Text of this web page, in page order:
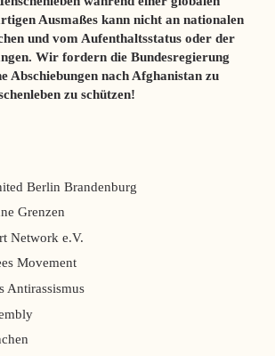
Ausmaßes kann nicht an nationalen
und vom Aufenthaltsstatus oder der
Wir fordern die Bundesregierung
Abschiebungen nach Afghanistan zu
zu schützen!
Berlin Brandenburg
Grenzen
Network e.V.
Movement
Antirassismus